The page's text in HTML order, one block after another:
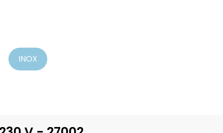
INOX